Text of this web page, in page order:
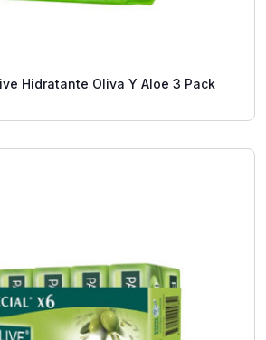
Hidratante Oliva Y Aloe 3 Pack